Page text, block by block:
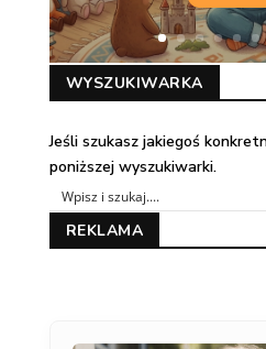
WYSZUKIWARKA
Jeśli szukasz jakiegoś
poniższej wyszukiwarki.
REKLAMA